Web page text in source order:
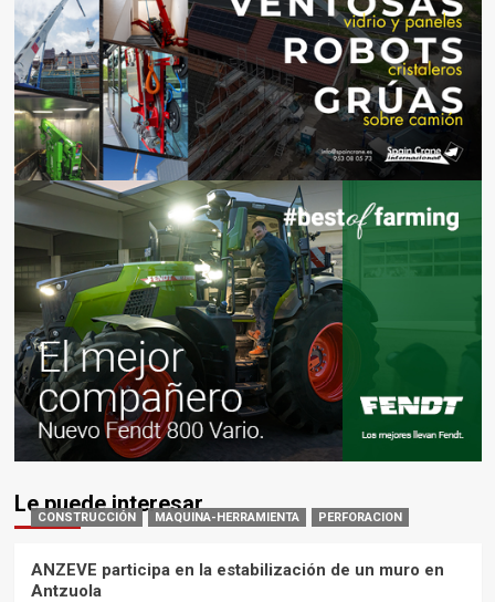
Le puede interesar
CONSTRUCCIÓN MAQUINA-HERRAMIENTA PERFORACION
ANZEVE participa en la estabilización de un muro en
Antzuola